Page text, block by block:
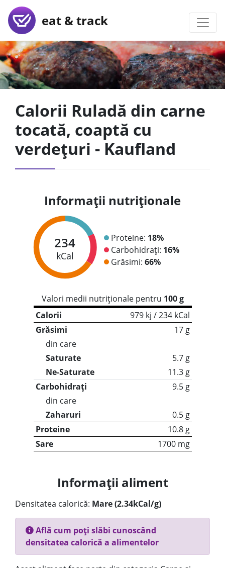
eat & track
Calorii Ruladă din carne
tocată, coaptă cu
verdețuri - Kaufland
Informații nutriționale
234
kCal
Proteine: 18%
Carbohidrați: 16%
Grăsimi: 66%
Valori medii nutriționale pentru 100 g
Calorii
979 kj / 234 kCal
Grăsimi
17 g
din care
Saturate
5.7 g
Ne-Saturate
11.3 g
Carbohidrați
9.5 g
din care
Zaharuri
0.5 g
Proteine
10.8 g
Sare
1700 mg
Informații aliment
Densitatea calorică: Mare (2.34kCal/g)
Află cum poți slăbi cunoscând
densitatea calorică a alimentelor